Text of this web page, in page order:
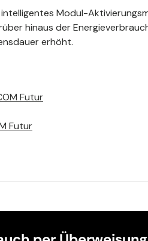
Modul-
hinaus der
erhöht.
Futur
Futur